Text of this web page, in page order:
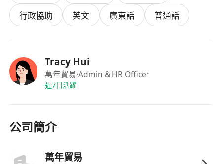
行政協助
英文 廣東話 普通話
Tracy Hui
萬年貿易·Admin & HR Officer
近7日活躍
公司簡介
萬年貿易